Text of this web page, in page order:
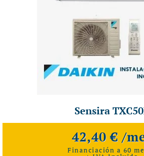
Sensira
42,40 € /
Financiación a 60